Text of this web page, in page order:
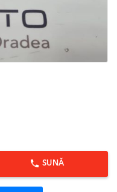
SUNĂ